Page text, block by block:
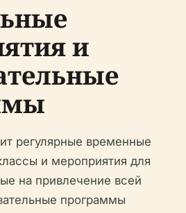
и
регулярные временные
и мероприятия для
на привлечение всей
программы